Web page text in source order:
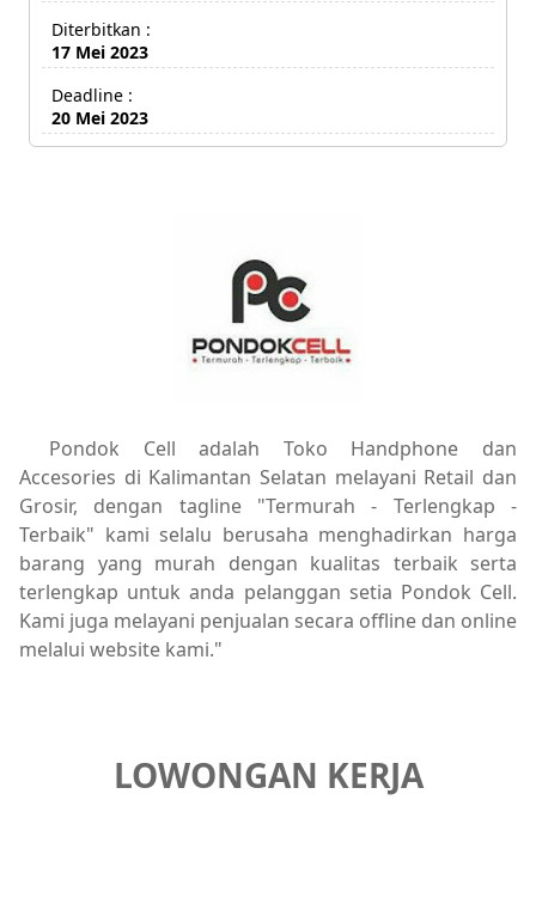
Diterbitkan :
17 Mei 2023
Deadline :
20 Mei 2023
Pondok Cell adalah Toko Handphone dan
Accesories di Kalimantan Selatan melayani Retail dan
Grosir, dengan tagline "Termurah - Terlengkap -
Terbaik" kami selalu berusaha menghadirkan harga
barang yang murah dengan kualitas terbaik serta
terlengkap untuk anda pelanggan setia Pondok Cell.
Kami juga melayani penjualan secara offline dan online
melalui website kami."
LOWONGAN KERJA